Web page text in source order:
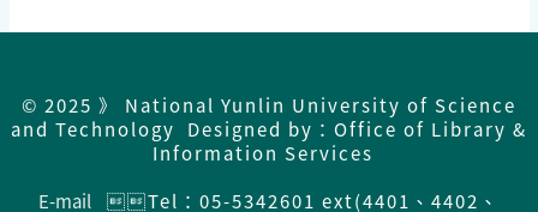
© 2025 》 National Yunlin University of Science
and Technology Designed by：Office of Library &
Information Services
E-mail
Tel：05-5342601 ext(4401、4402、